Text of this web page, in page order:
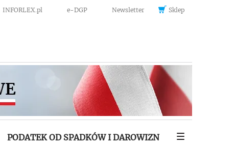
INFORLEX.pl e-DGP Newsletter Sklep
PODATEK OD SPADKÓW I DAROWIZN